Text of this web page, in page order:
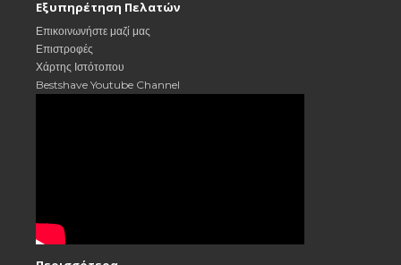
Εξυπηρέτηση Πελατών
Επικοινωνήστε μαζί μας
Επιστροφές
Χάρτης Ιστότοπου
Bestshave Youtube Channel